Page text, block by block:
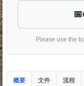
Please use the
概要 文件 流程